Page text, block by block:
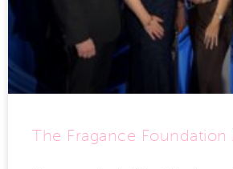
The Fragance Foundation